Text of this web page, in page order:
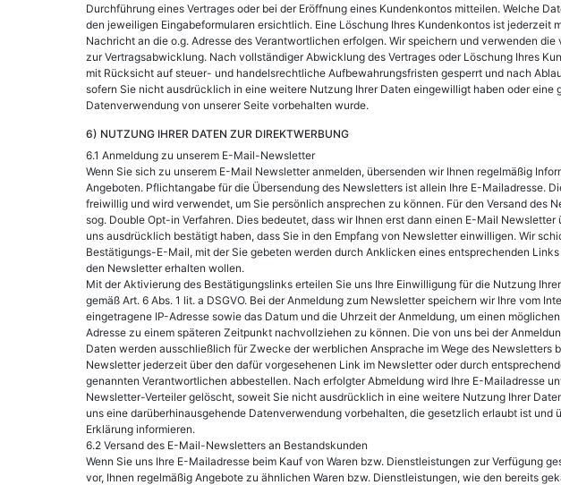
Durchführung eines Vertrages oder bei der Eröffnung eines Kundenkontos mitteilen. Welche
den jeweiligen Eingabeformularen ersichtlich. Eine Löschung Ihres Kundenkontos ist jederzeit
Nachricht an die o.g. Adresse des Verantwortlichen erfolgen. Wir speichern und verwenden
zur Vertragsabwicklung. Nach vollständiger Abwicklung des Vertrages oder Löschung Ihres
mit Rücksicht auf steuer- und handelsrechtliche Aufbewahrungsfristen gesperrt und nach
sofern Sie nicht ausdrücklich in eine weitere Nutzung Ihrer Daten eingewilligt haben oder eine
Datenverwendung von unserer Seite vorbehalten wurde.
6) NUTZUNG IHRER DATEN ZUR DIREKTWERBUNG
6.1 Anmeldung zu unserem E-Mail-Newsletter
Wenn Sie sich zu unserem E-Mail Newsletter anmelden, übersenden wir Ihnen regelmäßig
Angeboten. Pflichtangabe für die Übersendung des Newsletters ist allein Ihre E-Mailadresse.
freiwillig und wird verwendet, um Sie persönlich ansprechen zu können. Für den Versand des
sog. Double Opt-in Verfahren. Dies bedeutet, dass wir Ihnen erst dann einen E-Mail
uns ausdrücklich bestätigt haben, dass Sie in den Empfang von Newsletter einwilligen. Wir
Bestätigungs-E-Mail, mit der Sie gebeten werden durch Anklicken eines entsprechenden
den Newsletter erhalten wollen.
Mit der Aktivierung des Bestätigungslinks erteilen Sie uns Ihre Einwilligung für die Nutzung
gemäß Art. 6 Abs. 1 lit. a DSGVO. Bei der Anmeldung zum Newsletter speichern wir Ihre vom
eingetragene IP-Adresse sowie das Datum und die Uhrzeit der Anmeldung, um einen
Adresse zu einem späteren Zeitpunkt nachvollziehen zu können. Die von uns bei der
Daten werden ausschließlich für Zwecke der werblichen Ansprache im Wege des Newsletters
Newsletter jederzeit über den dafür vorgesehenen Link im Newsletter oder durch
genannten Verantwortlichen abbestellen. Nach erfolgter Abmeldung wird Ihre E-Mailadresse
Newsletter-Verteiler gelöscht, soweit Sie nicht ausdrücklich in eine weitere Nutzung Ihrer
uns eine darüberhinausgehende Datenverwendung vorbehalten, die gesetzlich erlaubt ist und
Erklärung informieren.
6.2 Versand des E-Mail-Newsletters an Bestandskunden
Wenn Sie uns Ihre E-Mailadresse beim Kauf von Waren bzw. Dienstleistungen zur Verfügung
vor, Ihnen regelmäßig Angebote zu ähnlichen Waren bzw. Dienstleistungen, wie den bereits